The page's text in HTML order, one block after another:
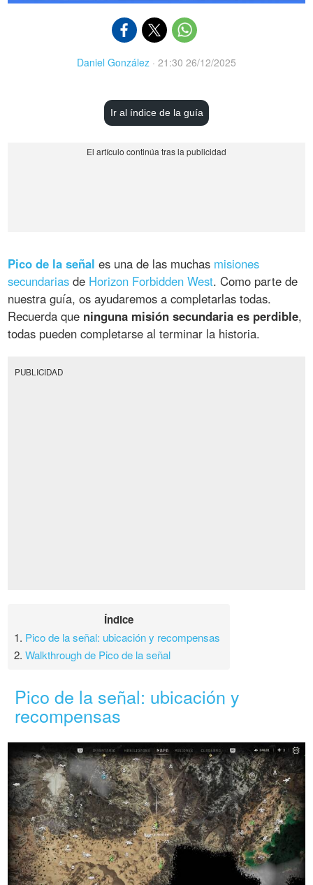
Daniel González · 21:30 26/12/2025
Ir al índice de la guía
Pico de la señal es una de las muchas misiones
secundarias de Horizon Forbidden West. Como parte de
nuestra guía, os ayudaremos a completarlas todas.
Recuerda que ninguna misión secundaria es perdible,
todas pueden completarse al terminar la historia.
PUBLICIDAD
Índice
1. Pico de la señal: ubicación y recompensas
2.Walkthrough de Pico de la señal
Pico de la señal: ubicación y
recompensas